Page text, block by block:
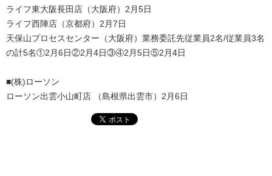
ライフ東大阪長田店（大阪府）2月5日
ライフ西陣店（京都府）2月7日
天保山プロセスセンター（大阪府）業務委託先従業員2名/従業員3名
の計5名①2月6日②2月4日③④2月5日⑤2月4日
■(株)ローソン
ローソン出雲小山町店 （島根県出雲市）2月6日